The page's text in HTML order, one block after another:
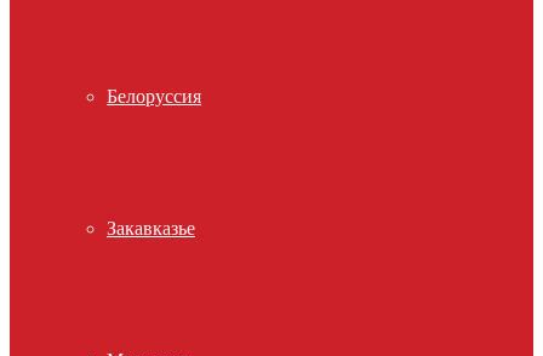
Белоруссия
Закавказье